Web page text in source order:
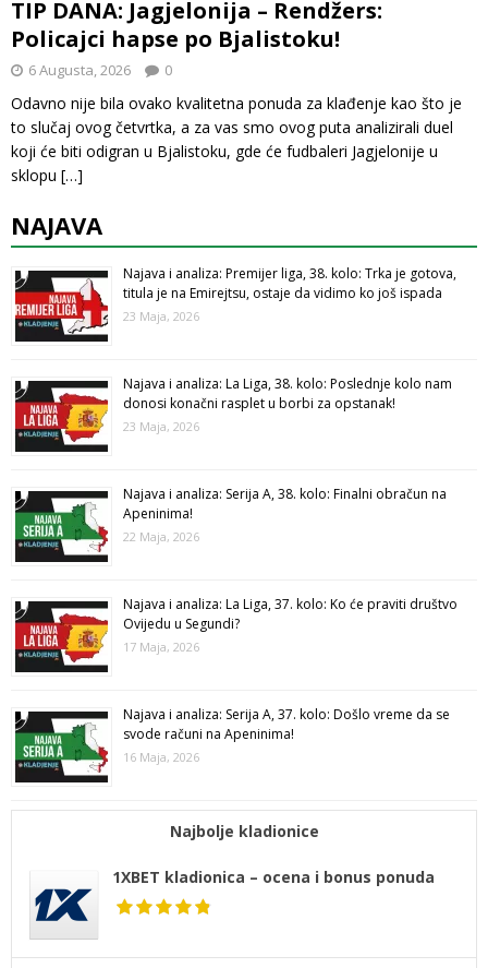
TIP DANA: Jagjelonija – Rendžers:
Policajci hapse po Bjalistoku!
6 Augusta, 2026 0
Odavno nije bila ovako kvalitetna ponuda za klađenje kao što je
to slučaj ovog četvrtka, a za vas smo ovog puta analizirali duel
koji će biti odigran u Bjalistoku, gde će fudbaleri Jagjelonije u
sklopu […]
NAJAVA
Najava i analiza: Premijer liga, 38. kolo: Trka je gotova,
titula je na Emirejtsu, ostaje da vidimo ko još ispada
23 Maja, 2026
Najava i analiza: La Liga, 38. kolo: Poslednje kolo nam
donosi konačni rasplet u borbi za opstanak!
23 Maja, 2026
Najava i analiza: Serija A, 38. kolo: Finalni obračun na
Apeninima!
22 Maja, 2026
Najava i analiza: La Liga, 37. kolo: Ko će praviti društvo
Ovijedu u Segundi?
17 Maja, 2026
Najava i analiza: Serija A, 37. kolo: Došlo vreme da se
svode računi na Apeninima!
16 Maja, 2026
Najbolje kladionice
1XBET kladionica – ocena i bonus ponuda